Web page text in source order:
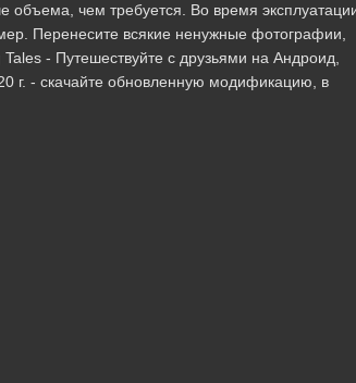
объема, чем требуется. Во время
Перенесите всякие ненужные фотографии,
- Путешествуйте с друзьями на Андроид,
г. - скачайте обновленную модификацию, в